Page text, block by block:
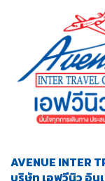
AVENUE INTER
บริษัท เอฟวีนิว อิน